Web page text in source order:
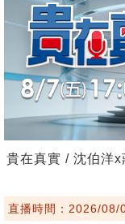
貴在真實 / 沈伯洋x
直播時間：2026/08/